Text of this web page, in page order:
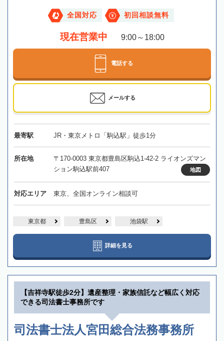
全国対応 初回相談無料
現在営業中 9:00～18:00
電話する
メールする
最寄駅 JR・東京メトロ「駒込駅」徒歩1分
所在地
〒170-0003 東京都豊島区駒込1-42-2 ライオンズマン
ション駒込駅前407
地図
対応エリア 東京、全国オンライン相談可
東京都 豊島区 池袋駅
詳細を見る
【吉祥寺駅徒歩2分】遺産整理・家族信託など幅広く対応
できる司法書士事務所です
司法書士法人宮田総合法務事務所